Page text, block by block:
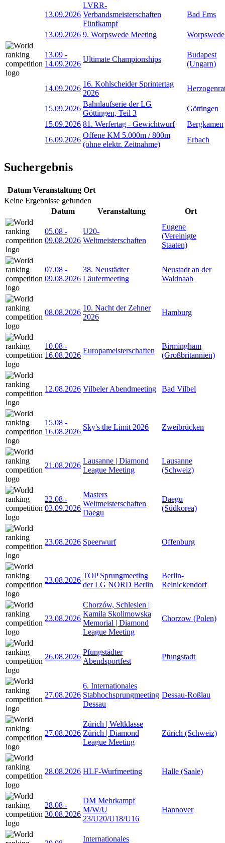
13.09.2026
LVRR-
Verbandsmeisterschaften
Fünfkampf
Bad Ems
13.09.2026 9. Worpswede Meeting Worpswede
13.09 -
14.09.2026
Ultimate Championships
Budapest
(Ungarn)
14.09.2026
16. Kohlscheider Sprintertag
2026
15.09.2026
Bahnlaufserie der LG
Göttingen, Teil 3
Göttingen
15.09.2026 81. Werfertag - Gewichtwurf
Bergkamen
16.09.2026
Offene KM 5.000m / 800m
(ohne elektr. Zeitnahme)
Erbach
Suchergebnis
Datum Veranstaltung Ort
Keine Ergebnisse gefunden
Datum
Veranstaltung Ort
05.08 -
09.08.2026
U20-
Weltmeisterschaften
Eugene
(Vereinigte
Staaten)
07.08 -
09.08.2026
38. Neustädter
Läufermeeting
Neustadt an der
Waldnaab
08.08.2026
10. Nacht der Zehner
2026
Hamburg
10.08 -
16.08.2026
Europameisterschaften
Birmingham
(Großbritannien)
12.08.2026 Vilbeler Abendmeeting Bad Vilbel
15.08 -
16.08.2026
Sky's the Limit 2026 Zweibrücken
21.08.2026
Lausanne | Diamond
League Meeting
Lausanne
(Schweiz)
22.08 -
03.09.2026
Masters
Weltmeisterschaften
Daegu
Daegu
(Südkorea)
23.08.2026 Speerwurf Offenburg
23.08.2026
TOP Sprungmeeting
der LG NORD Berlin
Berlin-
Reinickendorf
23.08.2026
Chorzów, Schlesien |
Kamila Skolimowska
Memorial | Diamond
League Meeting
Chorzow (Polen)
26.08.2026
Pfungstädter
Abendsportfest
Pfungstadt
27.08.2026
6. Internationales
Stabhochsprungmeeting
Dessau
Dessau-Roßlau
27.08.2026
Zürich | Weltklasse
Zürich | Diamond
League Meeting
Zürich (Schweiz)
28.08.2026 HLF-Wurfmeeting Halle (Saale)
28.08 -
30.08.2026
DM Mehrkampf
M/W/U
23/U20/U18/U16
Hannover
Internationales